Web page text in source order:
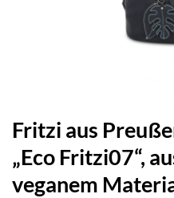
Fritzi aus
„Eco Fritzi07“,
veganem